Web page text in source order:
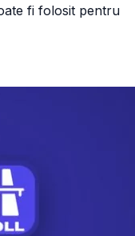
fi folosit pentru